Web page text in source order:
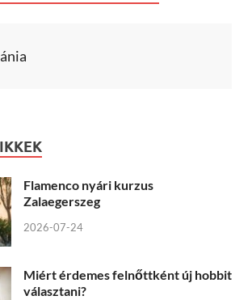
Flamenco nyári kurzus
Zalaegerszeg
2026-07-24
Miért érdemes felnőttként új hobbit
választani?